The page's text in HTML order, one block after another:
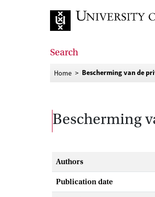
Search
Home Bescherming van de
Bescherming
Authors
Publication date